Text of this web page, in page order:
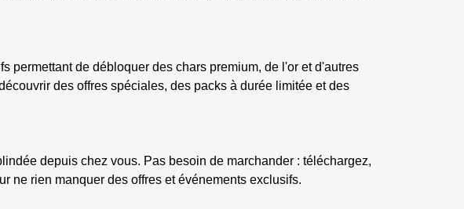
permettant de débloquer des chars premium, de l'or et d'autres
des offres spéciales, des packs à durée limitée et des
depuis chez vous. Pas besoin de marchander : téléchargez,
ne rien manquer des offres et événements exclusifs.